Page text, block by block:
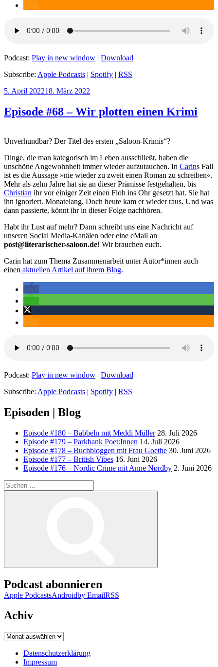
Podcast: Play in new window | Download
Subscribe: Apple Podcasts | Spotify | RSS
Veröffentlicht
5. April 202218. März 2022
Episode #68 – Wir plotten einen Krimi
Unverhundbar? Der Titel des ersten „Saloon-Krimis“?
Dinge, die man kategorisch im Leben ausschließt, haben die
unschöne Angewohnheit immer wieder aufzutauchen. In Carins Fall
ist es die Aussage »nie wieder zu zweit einen Roman zu schreiben«.
Mehr als zehn Jahre hat sie an dieser Prämisse festgehalten, bis
Christian ihr vor einiger Zeit einen Floh ins Ohr gesetzt hat. Sie hat
ihn ignoriert. Monatelang. Doch heute kam er wieder raus. Und was
dann passierte, könnt ihr in dieser Folge nachhören.
Habt ihr Lust auf mehr? Dann schreibt uns eine Nachricht auf
unseren Social Media-Kanälen oder eine eMail an
post@literarischer-saloon.de! Wir brauchen euch.
Carin hat zum Thema Zusammenarbeit unter Autor*innen auch
einen aktuellen Artikel auf ihrem Blog.
Podcast: Play in new window | Download
Subscribe: Apple Podcasts | Spotify | RSS
Episoden | Blog
Episode #180 – Babbeln mit Meddi Müller 28. Juli 2026
Episode #179 – Parkbank Poet:Innen 14. Juli 2026
Episode #178 – Buchbloggen mit Frau Goethe 30. Juni 2026
Episode #177 – British Vibes 16. Juni 2026
Episode #176 – Nordic Crime mit Anne Nørdby 2. Juni 2026
Suchen
nach:
Podcast abonnieren
Apple PodcastsAndroidby EmailRSS
Achiv
Achiv
Datenschutzerklärung
Impressum